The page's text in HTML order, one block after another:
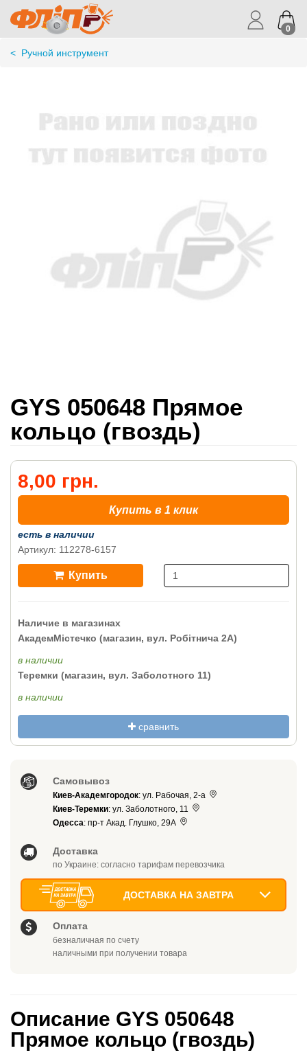
0
< Ручной инструмент
GYS 050648 Прямое
кольцо (гвоздь)
8,00 грн.
Купить в 1 клик
есть в наличии
Артикул: 112278-6157
Купить
Наличие в магазинах
АкадемМістечко (магазин, вул. Робітнича 2А)
в наличии
Теремки (магазин, вул. Заболотного 11)
в наличии
сравнить
Самовывоз
Киев-Академгородок: ул. Рабочая, 2-а
Киев-Теремки: ул. Заболотного, 11
Одесса: пр-т Акад. Глушко, 29А
Доставка
по Украине: согласно тарифам перевозчика
ДОСТАВКА НА ЗАВТРА
Оплата
безналичная по счету
наличными при получении товара
Описание GYS 050648
Прямое кольцо (гвоздь)